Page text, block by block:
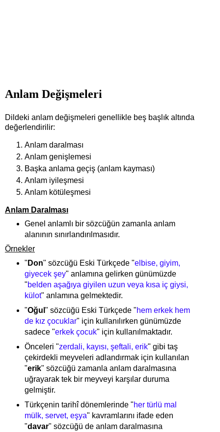
Anlam Değişmeleri
Dildeki anlam değişmeleri genellikle beş başlık altında
değerlendirilir:
Anlam daralması
Anlam genişlemesi
Başka anlama geçiş (anlam kayması)
Anlam iyileşmesi
Anlam kötüleşmesi
Anlam Daralması
Genel anlamlı bir sözcüğün zamanla anlam
alanının sınırlandırılmasıdır.
Örnekler
" Don" sözcüğü Eski Türkçede "elbise, giyim,
giyecek şey" anlamına gelirken günümüzde
"belden aşağıya giyilen uzun veya kısa iç giysi,
külot" anlamına gelmektedir.
"Oğul " sözcüğü Eski Türkçede "hem erkek hem
de kız çocuklar" için kullanılırken günümüzde
sadece "erkek çocuk" için kullanılmaktadır.
Önceleri "zerdali, kayısı, şeftali, erik" gibi taş
çekirdekli meyveleri adlandırmak için kullanılan
"erik" sözcüğü zamanla anlam daralmasına
uğrayarak tek bir meyveyi karşılar duruma
gelmiştir.
Türkçenin tarihî dönemlerinde "her türlü mal
mülk, servet, eşya" kavramlarını ifade eden
"davar" sözcüğü de anlam daralmasına